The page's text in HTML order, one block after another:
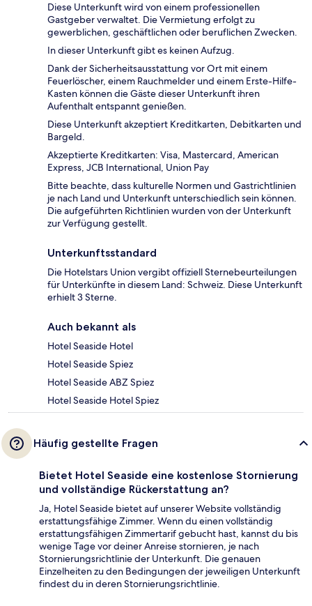
Diese Unterkunft wird von einem professionellen
Gastgeber verwaltet. Die Vermietung erfolgt zu
gewerblichen, geschäftlichen oder beruflichen Zwecken.
In dieser Unterkunft gibt es keinen Aufzug.
Dank der Sicherheitsausstattung vor Ort mit einem
Feuerlöscher, einem Rauchmelder und einem Erste-Hilfe-
Kasten können die Gäste dieser Unterkunft ihren
Aufenthalt entspannt genießen.
Diese Unterkunft akzeptiert Kreditkarten, Debitkarten und
Bargeld.
Akzeptierte Kreditkarten: Visa, Mastercard, American
Express, JCB International, Union Pay
Bitte beachte, dass kulturelle Normen und Gastrichtlinien
je nach Land und Unterkunft unterschiedlich sein können.
Die aufgeführten Richtlinien wurden von der Unterkunft
zur Verfügung gestellt.
Unterkunftsstandard
Die Hotelstars Union vergibt offiziell Sternebeurteilungen
für Unterkünfte in diesem Land: Schweiz. Diese Unterkunft
erhielt 3 Sterne.
Auch bekannt als
Hotel Seaside Hotel
Hotel Seaside Spiez
Hotel Seaside ABZ Spiez
Hotel Seaside Hotel Spiez
Häufig gestellte Fragen
Bietet Hotel Seaside eine kostenlose Stornierung
und vollständige Rückerstattung an?
Ja, Hotel Seaside bietet auf unserer Website vollständig
erstattungsfähige Zimmer. Wenn du einen vollständig
erstattungsfähigen Zimmertarif gebucht hast, kannst du bis
wenige Tage vor deiner Anreise stornieren, je nach
Stornierungsrichtlinie der Unterkunft. Die genauen
Einzelheiten zu den Bedingungen der jeweiligen Unterkunft
findest du in deren Stornierungsrichtlinie.